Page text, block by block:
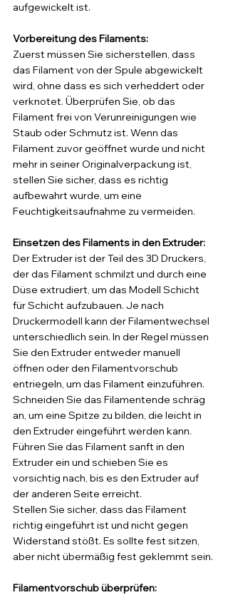
aufgewickelt ist.
Vorbereitung des Filaments:
Zuerst müssen Sie sicherstellen, dass
das Filament von der Spule abgewickelt
wird, ohne dass es sich verheddert oder
verknotet. Überprüfen Sie, ob das
Filament frei von Verunreinigungen wie
Staub oder Schmutz ist. Wenn das
Filament zuvor geöffnet wurde und nicht
mehr in seiner Originalverpackung ist,
stellen Sie sicher, dass es richtig
aufbewahrt wurde, um eine
Feuchtigkeitsaufnahme zu vermeiden.
Einsetzen des Filaments in den Extruder:
Der Extruder ist der Teil des 3D Druckers,
der das Filament schmilzt und durch eine
Düse extrudiert, um das Modell Schicht
für Schicht aufzubauen. Je nach
Druckermodell kann der Filamentwechsel
unterschiedlich sein. In der Regel müssen
Sie den Extruder entweder manuell
öffnen oder den Filamentvorschub
entriegeln, um das Filament einzuführen.
Schneiden Sie das Filamentende schräg
an, um eine Spitze zu bilden, die leicht in
den Extruder eingeführt werden kann.
Führen Sie das Filament sanft in den
Extruder ein und schieben Sie es
vorsichtig nach, bis es den Extruder auf
der anderen Seite erreicht.
Stellen Sie sicher, dass das Filament
richtig eingeführt ist und nicht gegen
Widerstand stößt. Es sollte fest sitzen,
aber nicht übermäßig fest geklemmt sein.
Filamentvorschub überprüfen: